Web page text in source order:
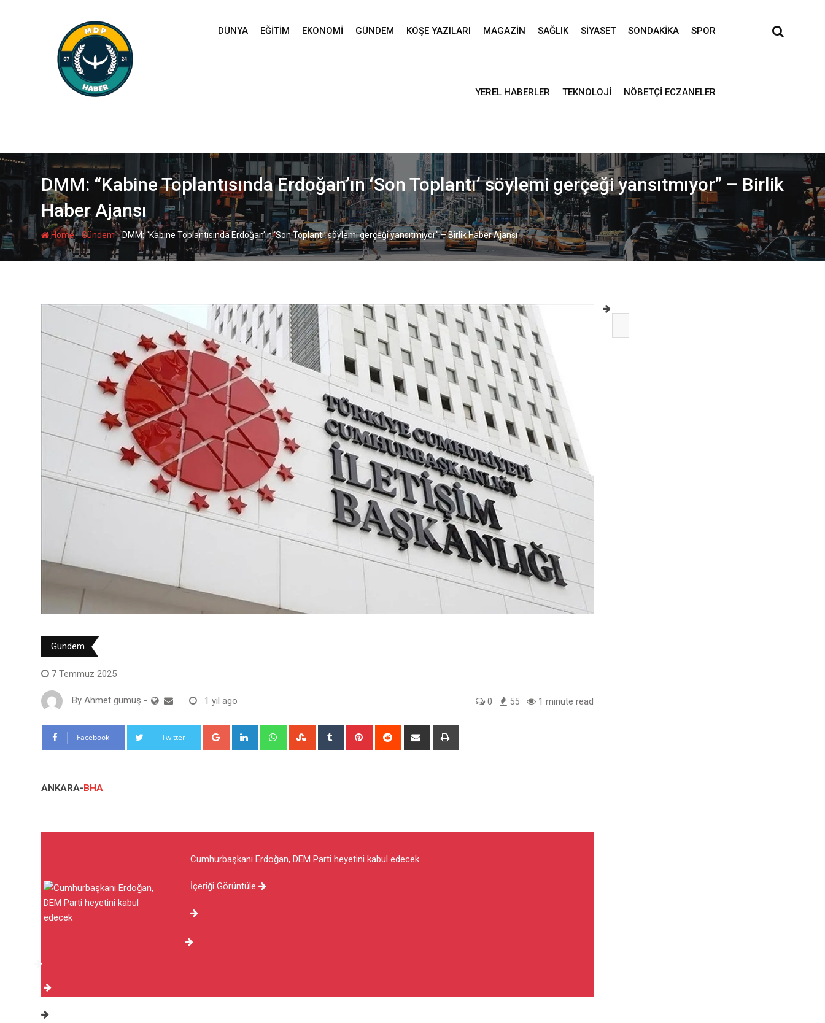
DÜNYA EĞITIM EKONOMI GÜNDEM KÖŞE YAZILARI MAGAZIN SAĞLIK SIYASET SONDAKIKA SPOR
YEREL HABERLER TEKNOLOJI NÖBETÇI ECZANELER
DMM: “Kabine Toplantısında Erdoğan’ın ‘Son Toplantı’ söylemi gerçeği yansıtmıyor” – Birlik
Haber Ajansı
Home-Gündem-DMM: “Kabine Toplantısında Erdoğan’ın ‘Son Toplantı’ söylemi gerçeği yansıtmıyor” – Birlik Haber Ajansı
Gündem
7 Temmuz 2025
By Ahmet gümüş - 1 yıl ago 0 55 1 minute read
Facebook Twitter Google+ LinkedIn WhatsappStumbleUpon
Tumblr Pinterest Reddit
Share
ANKARA-BHA
Cumhurbaşkanı Erdoğan, DEM Parti heyetini kabul edecek
İçeriği Görüntüle